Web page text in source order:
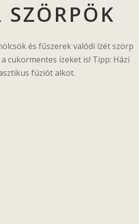
SZÖRPÖK
és fűszerek valódi ízét szörp
cukormentes ízeket is! Tipp: Házi
fúziót alkot.